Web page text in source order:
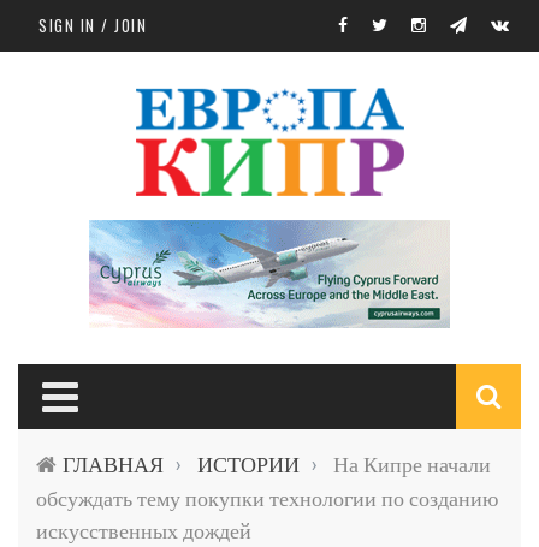
Skip to main content
SIGN IN / JOIN
ГЛАВНАЯ › ИСТОРИИ ›
На Кипре начали
обсуждать тему покупки технологии по созданию
искусственных дождей